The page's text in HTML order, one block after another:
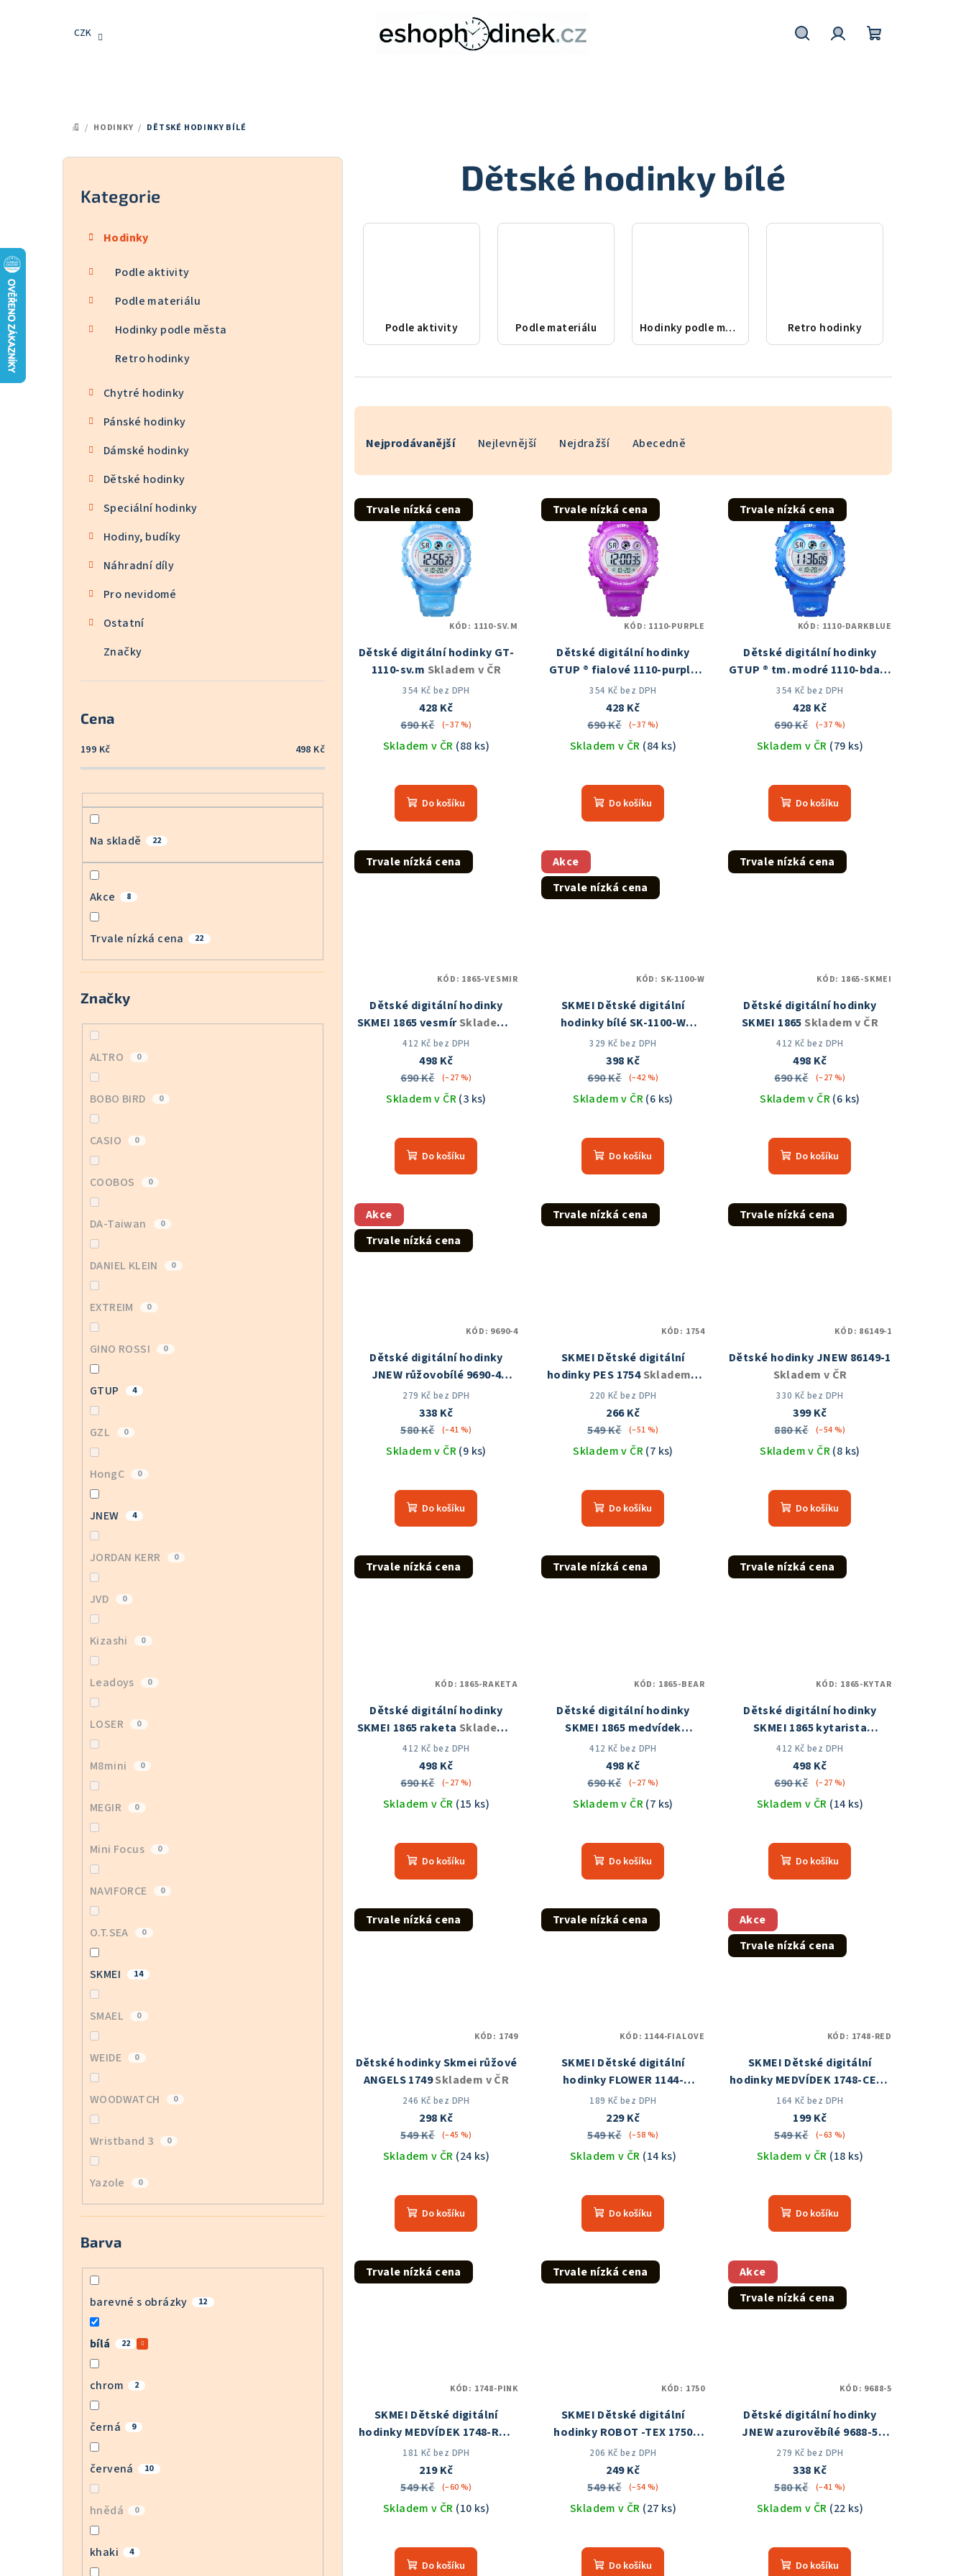
CZK
DOMŮ
/ HODINKY / DĚTSKÉ HODINKY BÍLÉ
P
Přeskočit
kategorie
Kategorie
Hodinky
Podle aktivity
Podle materiálu
Hodinky podle města
Retro hodinky
Chytré hodinky
Pánské hodinky
Dámské hodinky
Dětské hodinky
Speciální hodinky
Hodiny, budíky
Náhradní díly
Pro nevidomé
Ostatní
Značky
Cena
199 Kč 498 Kč
Na skladě 22
Akce 8
Trvale nízká cena 22
Značky
ALTRO 0
BOBO BIRD 0
CASIO 0
COOBOS 0
DA-Taiwan 0
DANIEL KLEIN 0
EXTREIM 0
GINO ROSSI 0
GTUP 4
GZL 0
HongC 0
JNEW 4
JORDAN KERR 0
JVD 0
Kizashi 0
Leadoys 0
LOSER 0
M8mini 0
MEGIR 0
Mini Focus 0
NAVIFORCE 0
O.T.SEA 0
SKMEI 14
SMAEL 0
WEIDE 0
WOODWATCH 0
Wristband 3 0
Yazole 0
Barva
barevné s obrázky 12
bílá 22
chrom 2
černá 9
červená 10
hnědá 0
khaki 4
Dětské hodinky bílé
Podle aktivity Podle materiálu Hodinky podle města Retro hodinky
a
z
e
o
Nejprodávanější Nejlevnější Nejdražší Abecedně
V
ý
r
Trvale nízká cena
Dětské digitální hodinky GT-
1110-sv.m Skladem v ČR
354 Kč bez DPH
428 Kč
690 Kč
(–37 %)
Skladem v ČR (88 ks)
hodnocení
produktu
je
z
5
Do košíku
KÓD: 1110-SV.M
Trvale nízká cena
Dětské digitální hodinky
GTUP ® fialové 1110-purple
Skladem v ČR
354 Kč bez DPH
428 Kč
690 Kč
(–37 %)
Skladem v ČR (84 ks)
Do košíku
KÓD: 1110-PURPLE
Trvale nízká cena
Dětské digitální hodinky
GTUP ® tm. modré 1110-bdark
Skladem v ČR
354 Kč bez DPH
428 Kč
690 Kč
(–37 %)
Skladem v ČR (79 ks)
Do košíku
KÓD: 1110-DARKBLUE
Trvale nízká cena
Dětské digitální hodinky
SKMEI 1865 vesmírSkladem v
ČR
412 Kč bez DPH
498 Kč
690 Kč
(–27 %)
Skladem v ČR(3 ks)
hodnocení
produktu
je
5
hvězdiček.
Do košíku
KÓD: 1865-VESMIR
Akce
Trvale nízká cena
SKMEI Dětské digitální
hodinky bílé SK-1100-W
Skladem v ČR
329 Kč bez DPH
398 Kč
690 Kč
(–42 %)
Skladem v ČR(6 ks)
hodnocení
produktu
je
z
5
Do košíku
KÓD: SK-1100-W
Trvale nízká cena
Dětské digitální hodinky
SKMEI 1865 Skladem v ČR
412 Kč bez DPH
498 Kč
690 Kč
(–27 %)
Skladem v ČR(6 ks)
hodnocení
produktu
je
z
5
Do košíku
KÓD: 1865-SKMEI
Akce
Trvale nízká cena
Dětské digitální hodinky
JNEW růžovobílé 9690-4
Skladem v ČR
279 Kč bez DPH
338 Kč
580 Kč
(–41 %)
Skladem v ČR(9 ks)
hodnocení
produktu
je
z
5
Do košíku
KÓD: 9690-4
Trvale nízká cena
SKMEI Dětské digitální
hodinky PES 1754Skladem v
ČR
220 Kč bez DPH
266 Kč
549 Kč
(–51 %)
Skladem v ČR(7 ks)
hodnocení
produktu
je
z
5
Do košíku
KÓD: 1754
Trvale nízká cena
Dětské hodinky JNEW 86149-1
Skladem v ČR
330 Kč bez DPH
399 Kč
880 Kč
(–54 %)
Skladem v ČR(8 ks)
Do košíku
KÓD: 86149-1
Trvale nízká cena
Dětské digitální hodinky
SKMEI 1865 raketa Skladem v
ČR
412 Kč bez DPH
498 Kč
690 Kč
(–27 %)
Skladem v ČR (15 ks)
hodnocení
produktu
je
z
5
Do košíku
KÓD: 1865-RAKETA
Trvale nízká cena
Dětské digitální hodinky
SKMEI 1865 medvídek
Skladem v ČR
412 Kč bez DPH
498 Kč
690 Kč
(–27 %)
Skladem v ČR(7 ks)
hodnocení
produktu
je
z
5
Do košíku
KÓD: 1865-BEAR
Trvale nízká cena
Dětské digitální hodinky
SKMEI 1865 kytarista
Skladem v ČR
412 Kč bez DPH
498 Kč
690 Kč
(–27 %)
Skladem v ČR (14 ks)
hodnocení
produktu
je
5
hvězdiček.
Do košíku
KÓD: 1865-KYTAR
Trvale nízká cena
Dětské hodinky Skmei růžové
ANGELS 1749Skladem v ČR
246 Kč bez DPH
298 Kč
549 Kč
(–45 %)
Skladem v ČR (24 ks)
hodnocení
produktu
je
z
5
Do košíku
KÓD: 1749
Trvale nízká cena
SKMEI Dětské digitální
hodinky FLOWER 1144-
PURPLESkladem v ČR
189 Kč bez DPH
229 Kč
549 Kč
(–58 %)
Skladem v ČR (14 ks)
hodnocení
produktu
je
z
5
Do košíku
KÓD: 1144-FIALOVE
Akce
Trvale nízká cena
SKMEI Dětské digitální
hodinky MEDVÍDEK 1748-CERV
Skladem v ČR
164 Kč bez DPH
199 Kč
549 Kč
(–63 %)
Skladem v ČR (18 ks)
hodnocení
produktu
je
5
hvězdiček.
Do košíku
KÓD: 1748-RED
Trvale nízká cena
SKMEI Dětské digitální
hodinky MEDVÍDEK 1748-RUZ
Skladem v ČR
181 Kč bez DPH
219 Kč
549 Kč
(–60 %)
Skladem v ČR (10 ks)
hodnocení
produktu
Do košíku
KÓD: 1748-PINK
Trvale nízká cena
SKMEI Dětské digitální
hodinky ROBOT -TEX 1750
Skladem v ČR
206 Kč bez DPH
249 Kč
549 Kč
(–54 %)
Skladem v ČR (27 ks)
hodnocení
produktu
Do košíku
KÓD: 1750
Akce
Trvale nízká cena
Dětské digitální hodinky
JNEW azurověbílé 9688-5
Skladem v ČR
279 Kč bez DPH
338 Kč
580 Kč
(–41 %)
Skladem v ČR (22 ks)
hodnocení
produktu
Do košíku
KÓD: 9688-5